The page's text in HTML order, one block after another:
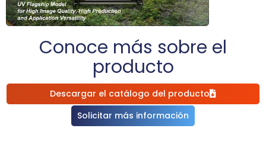
Conoce más sobre el
producto
Descargar el catálogo del producto
Solicitar más información